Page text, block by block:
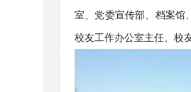
室、党委宣传部、档案馆
校友工作办公室主任、校